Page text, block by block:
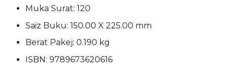
Muka Surat: 120
Saiz Buku: 150.00 X 225.00 mm
Berat Pakej: 0.190 kg
ISBN: 9789673620616